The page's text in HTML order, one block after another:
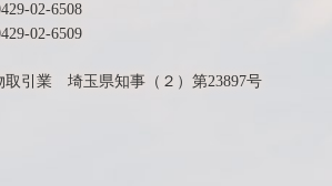
02-6508
02-6509
取引業 埼玉県知事（２）第23897号